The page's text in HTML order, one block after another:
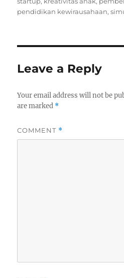
pendidikan kewirausahaan,
Leave a Reply
Your email address will not be
are marked *
COMMENT *